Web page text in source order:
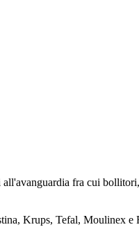
fra cui
Krups, Tefal, Moulinex